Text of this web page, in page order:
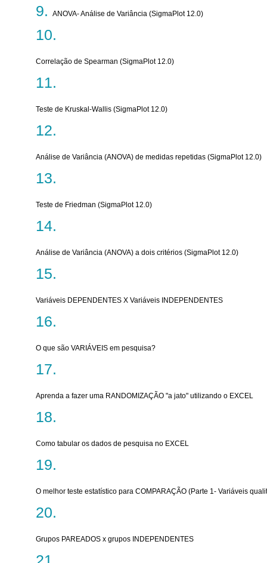
ANOVA- Análise de Variância (SigmaPlot 12.0)
Correlação de Spearman (SigmaPlot 12.0)
Teste de Kruskal-Wallis (SigmaPlot 12.0)
Análise de Variância (ANOVA) de medidas repetidas (SigmaPlot 12.0)
Teste de Friedman (SigmaPlot 12.0)
Análise de Variância (ANOVA) a dois critérios (SigmaPlot 12.0)
Variáveis DEPENDENTES X Variáveis INDEPENDENTES
O que são VARIÁVEIS em pesquisa?
Aprenda a fazer uma RANDOMIZAÇÃO "a jato" utilizando o EXCEL
Como tabular os dados de pesquisa no EXCEL
O melhor teste estatístico para COMPARAÇÃO (Parte 1- Variáveis
Grupos PAREADOS x grupos INDEPENDENTES